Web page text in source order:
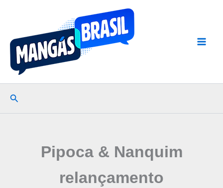
conteúdo
Pesquisar
Pipoca & Nanquim
relançamento